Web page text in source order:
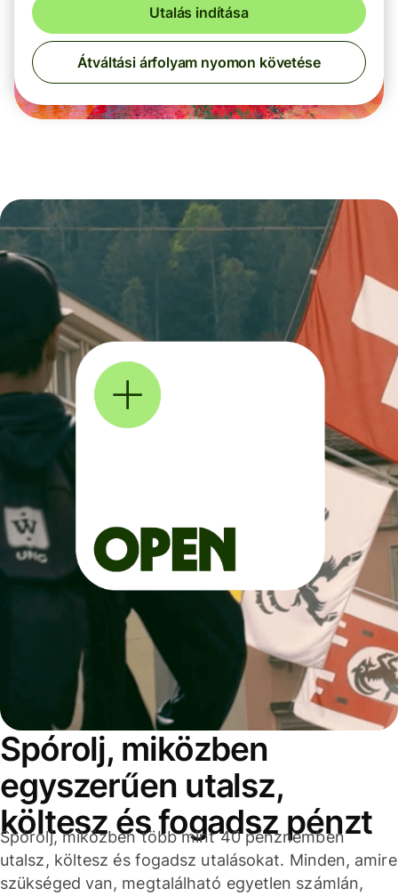
Utalás indítása
Átváltási árfolyam nyomon követése
Spórolj, miközben
egyszerűen utalsz,
költesz és fogadsz pénzt
Spórolj, miközben több mint 40 pénznemben
utalsz, költesz és fogadsz utalásokat. Minden, amire
szükséged van, megtalálható egyetlen számlán,